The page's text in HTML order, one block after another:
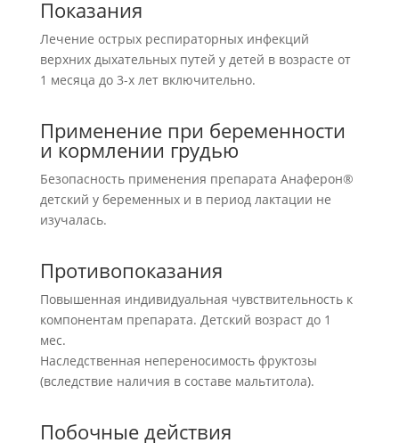
Показания
Лечение острых респираторных инфекций
верхних дыхательных путей у детей в возрасте от
1 месяца до 3-х лет включительно.
Применение при беременности
и кормлении грудью
Безопасность применения препарата Анаферон®
детский у беременных и в период лактации не
изучалась.
Противопоказания
Повышенная индивидуальная чувствительность к
компонентам препарата. Детский возраст до 1
мес.
Наследственная непереносимость фруктозы
(вследствие наличия в составе мальтитола).
Побочные действия